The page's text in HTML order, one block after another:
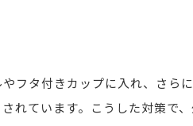
フタ付きカップに入れ、さら
れています。こうした対策で